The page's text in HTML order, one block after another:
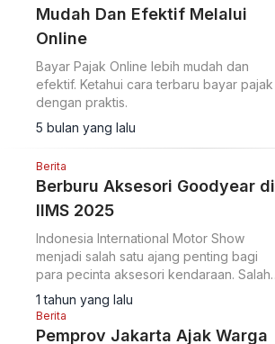
Mudah Dan Efektif Melalui
Online
Bayar Pajak Online lebih mudah dan
efektif. Ketahui cara terbaru bayar pajak
dengan praktis.
5 bulan yang lalu
Berita
Berburu Aksesori Goodyear di
IIMS 2025
Indonesia International Motor Show
menjadi salah satu ajang penting bagi
para pecinta aksesori kendaraan. Salah
satu yang baru adalah ragam produk
aftermarket dari Goodyear.
1 tahun yang lalu
Berita
Pemprov Jakarta Ajak Warga